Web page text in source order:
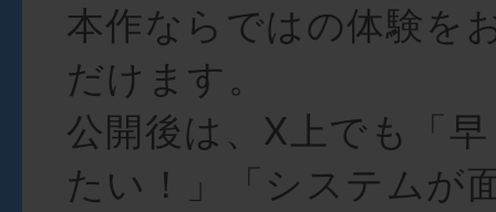
本作ならではの体験を
だけます。
公開後は、X上でも「
たい！」「システムが